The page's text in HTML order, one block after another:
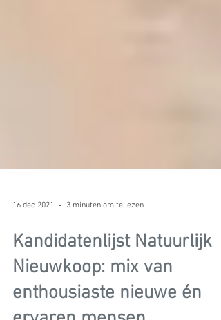
16 dec 2021 3 minuten om te lezen
Kandidatenlijst Natuurlijk
Nieuwkoop: mix van